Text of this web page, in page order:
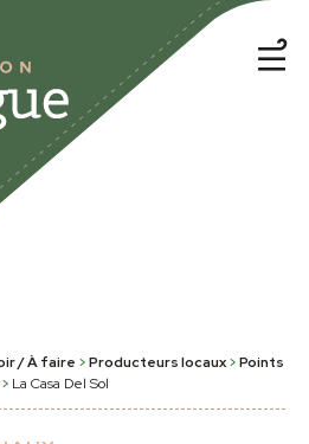
/ À faire >Producteurs locaux>Points
> La Casa Del Sol